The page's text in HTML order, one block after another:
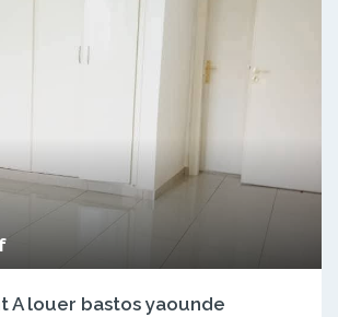
A louer bastos yaounde